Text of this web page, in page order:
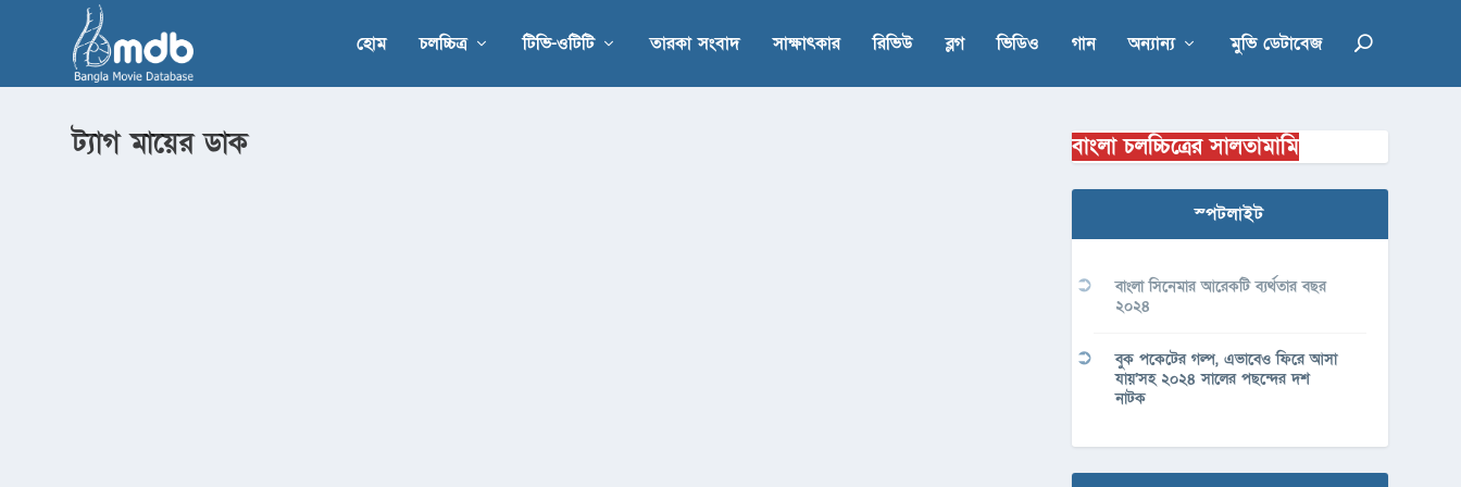
হোম চলচ্চিত্র টিভি-ওটিটি তারকা সংবাদ সাক্ষাৎকার রিভিউ ব্লগ ভিডিও গান অন্যান্য মুভি ডেটাবেজ
ট্যাগমায়ের ডাক বাংলা চলচ্চিত্রের সালতামামি
স্পটলাইট
বাংলা সিনেমার আরেকটি ব্যর্থতার বছর
২০২৪
বুক পকেটের গল্প, এভাবেও ফিরে আসা
যায়’সহ ২০২৪ সালের পছন্দের দশ
নাটক